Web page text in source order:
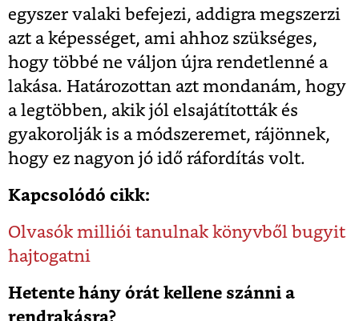
egyszer valaki befejezi, addigra megszerzi
azt a képességet, ami ahhoz szükséges,
hogy többé ne váljon újra rendetlenné a
lakása. Határozottan azt mondanám, hogy
a legtöbben, akik jól elsajátították és
gyakorolják is a módszeremet, rájönnek,
hogy ez nagyon jó idő ráfordítás volt.
Kapcsolódó cikk:
Olvasók milliói tanulnak könyvből bugyit
hajtogatni
Hetente hány órát kellene szánni a
rendrakásra?